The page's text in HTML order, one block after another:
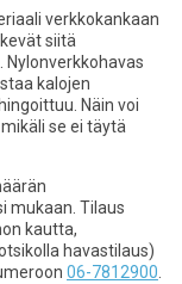
verkkokankaan
siitä
kalojen
Näin voi
se ei täytä
mukaan. Tilaus
kautta,
havastilaus)
06-7812900